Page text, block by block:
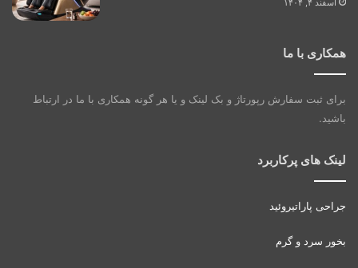
همکاری با ما
برای ثبت سفارش رپورتاژ و بک لینک و یا هر گونه همکاری با ما در ارتباط
باشید.
لینک های پرکاربرد
جراحی پاراتیروئید
بخور سرد و گرم